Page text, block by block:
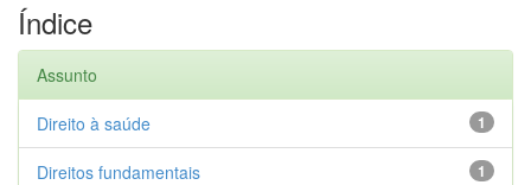
Índice
Assunto
1
Direito à saúde
1
Direitos fundamentais